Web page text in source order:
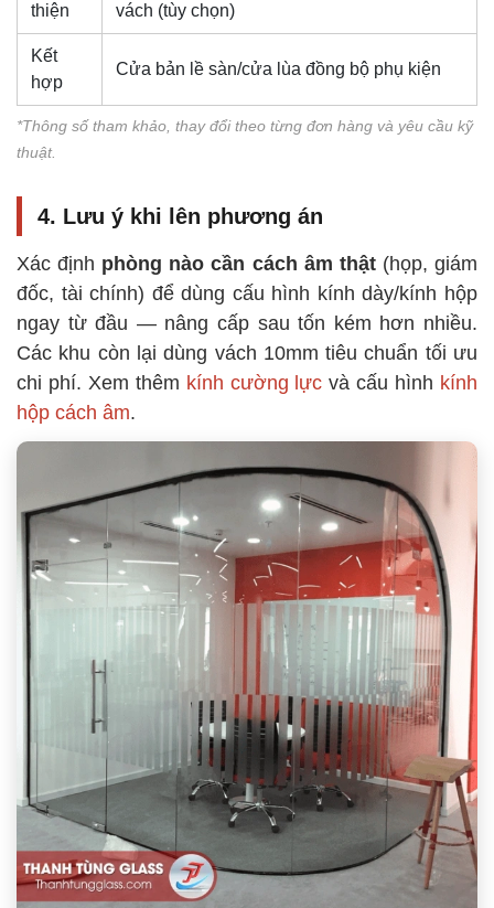
thiện
vách (tùy chọn)
Kết
hợp
Cửa bản lề sàn/cửa lùa đồng bộ phụ kiện
*Thông số tham khảo, thay đổi theo từng đơn hàng và yêu cầu kỹ
thuật.
4. Lưu ý khi lên phương án
Xác định phòng nào cần cách âm thật(họp, giám
đốc, tài chính) để dùng cấu hình kính dày/kính hộp
ngay từ đầu — nâng cấp sau tốn kém hơn nhiều.
Các khu còn lại dùng vách 10mm tiêu chuẩn tối ưu
chi phí. Xem thêm kính cường lực và cấu hình kính
hộp cách âm.